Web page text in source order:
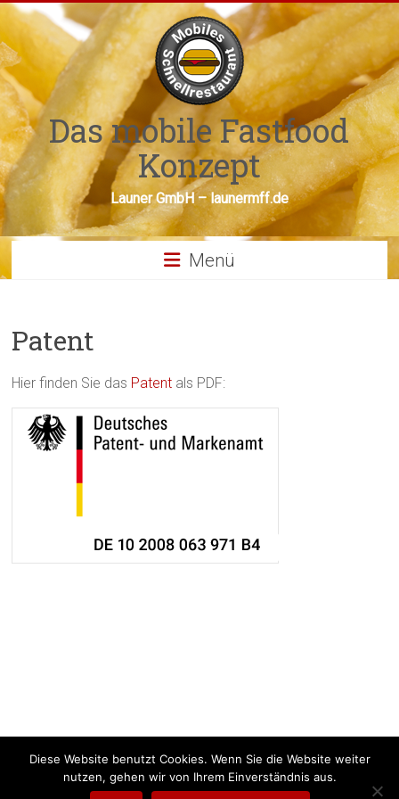
Zum
Inhalt
springen
Das mobile Fastfood
Konzept
Launer GmbH – launermff.de
Menü
Patent
Hier finden Sie das Patent als PDF:
Diese Website benutzt Cookies. Wenn Sie die Website weiter
nutzen, gehen wir von Ihrem Einverständnis aus.